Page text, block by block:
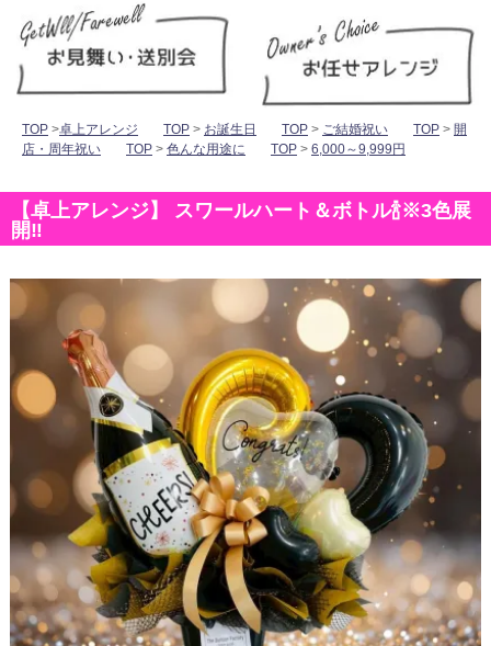
TOP >卓上アレンジ TOP > お誕生日 TOP > ご結婚祝い TOP > 開
店・周年祝い
TOP > 色んな用途に TOP > 6,000～9,999円
【卓上アレンジ】 スワールハート＆ボトル🍾※3色展
開‼